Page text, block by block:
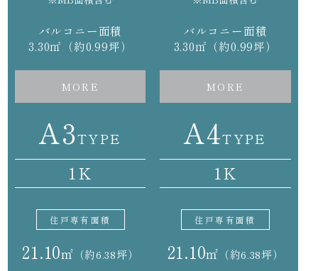
バルコニー面積
3.30㎡（約0.99坪）
MORE
バルコニー面積
3.30㎡（約0.99坪）
MORE
A3TYPE
1K
住戸専有面積
21.10㎡ （約6.38坪）
A4TYPE
1K
住戸専有面積
21.10㎡ （約6.38坪）